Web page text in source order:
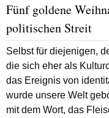
Fünf goldene
politischen Streit
Selbst für diejenigen,
die sich eher als
das Ereignis von
wurde unsere Welt
mit dem Wort, das